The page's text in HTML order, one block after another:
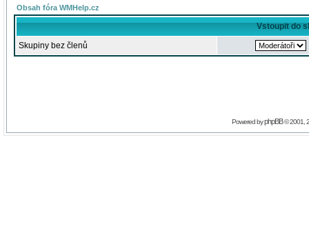
Obsah fóra WMHelp.cz
Vstoupit do
Skupiny bez členů
Powered byphpBB© 2001,